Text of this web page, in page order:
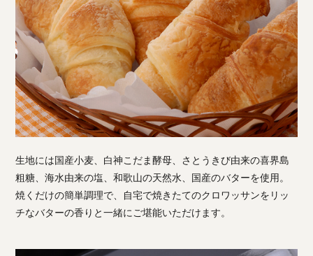
生地には国産小麦、白神こだま酵母、さとうきび由来の喜界島
粗糖、海水由来の塩、和歌山の天然水、国産のバターを使用。
焼くだけの簡単調理で、自宅で焼きたてのクロワッサンをリッ
チなバターの香りと一緒にご堪能いただけます。